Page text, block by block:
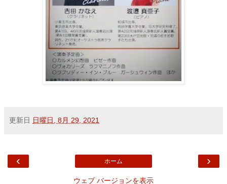
更新日 日曜日, 8月 29, 2021
‹ ›
ホーム
ウェブ バージョンを表示